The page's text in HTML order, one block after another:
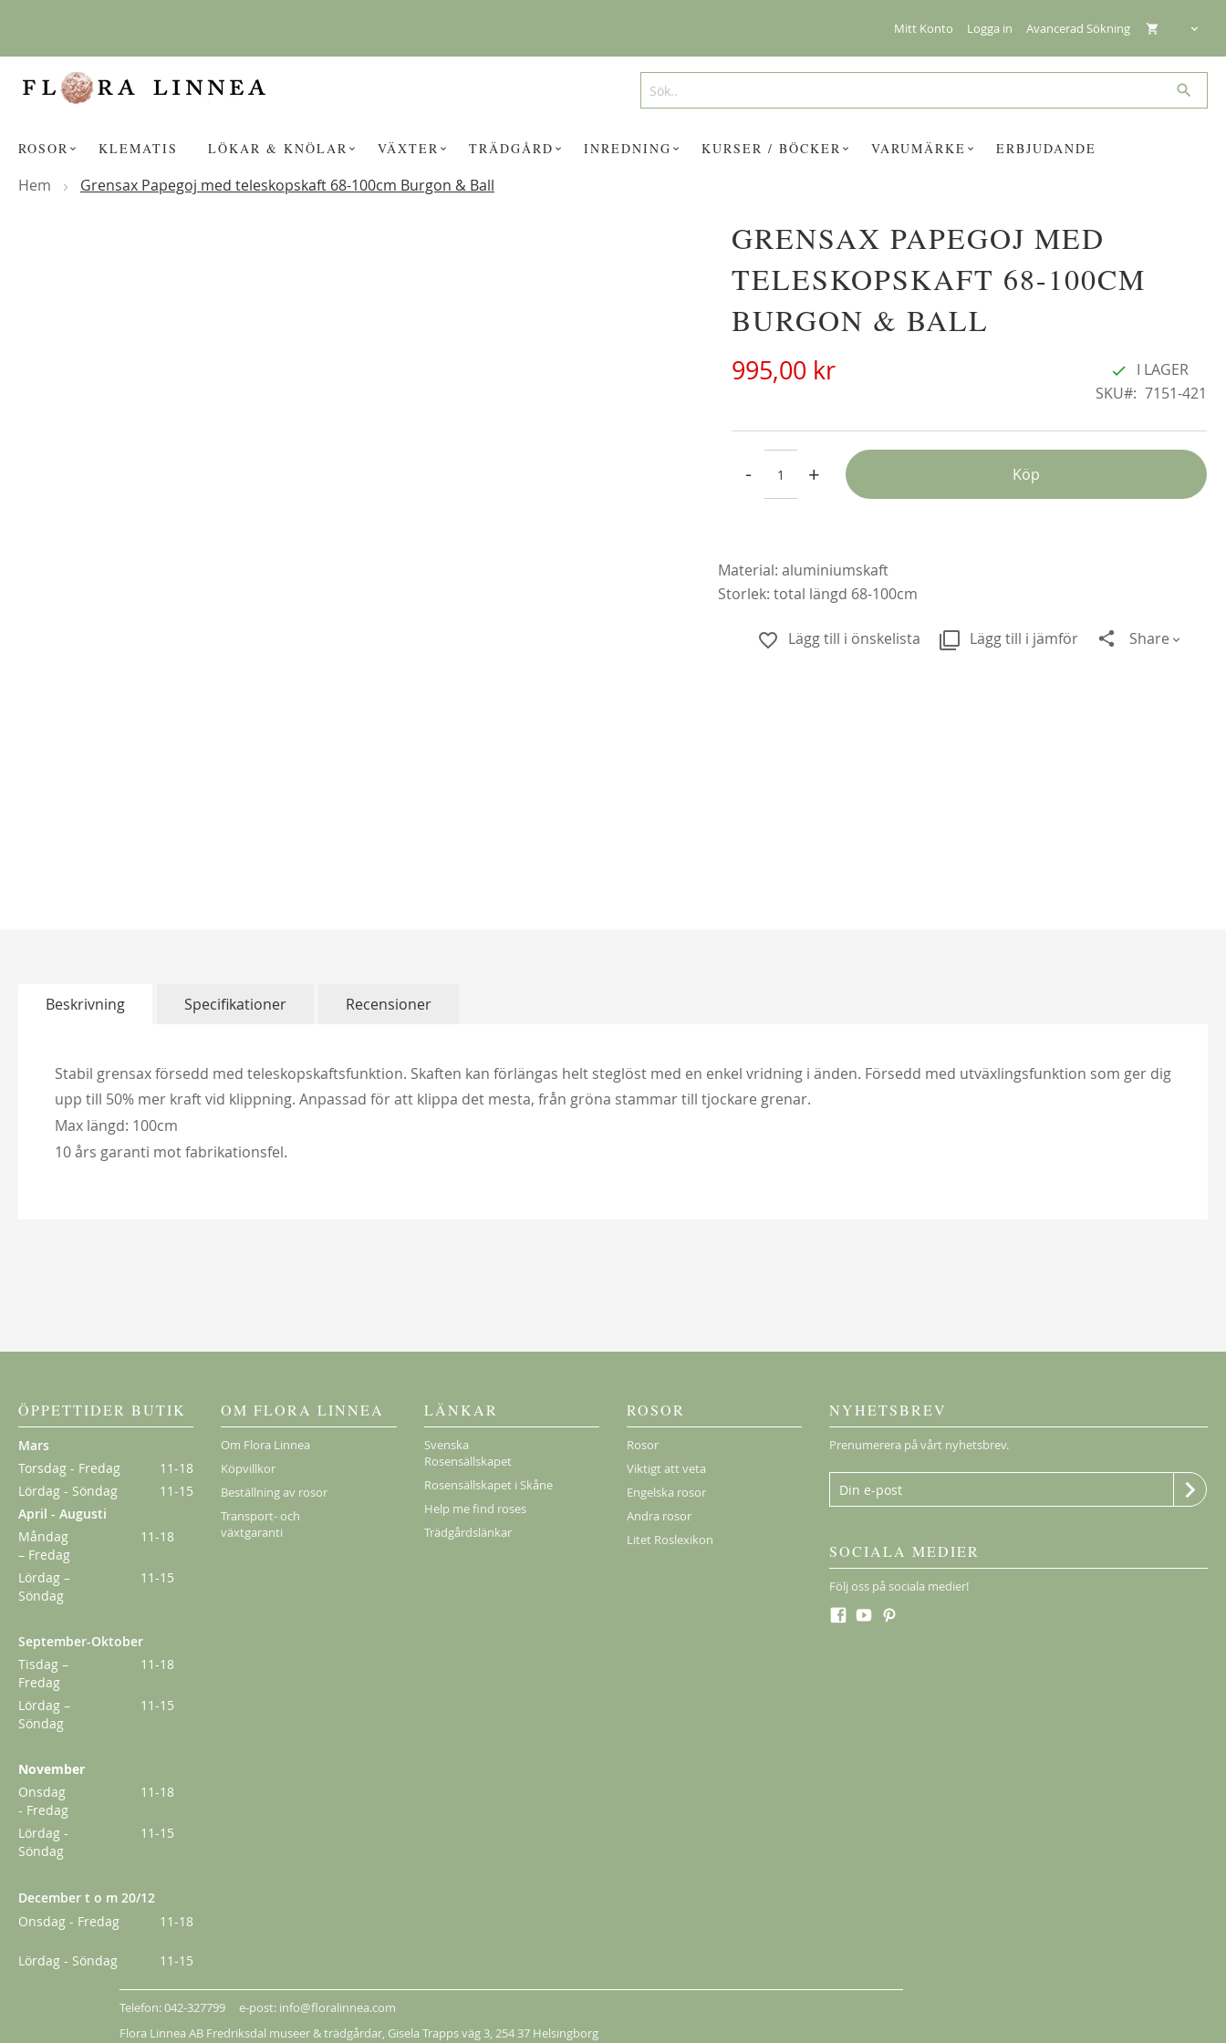
Mitt Konto Logga in Avancerad Sökning
innehållet
Search
Search
ROSOR
KLEMATIS LÖKAR & KNÖLAR VÄXTER TRÄDGÅRD INREDNING KURSER / BÖCKER VARUMÄRKE ERBJUDANDE
Hem Grensax Papegoj med teleskopskaft 68-100cm Burgon & Ball
KANSKE NÅGON AV DESSA PRODUKTER KAN INTRESSERA DIG?
Köp
New Dawn
Från149,00 kr
Queen of Sweden
Köp
GRENSAX PAPEGOJ MED
TELESKOPSKAFT 68-100CM
BURGON & BALL
995,00 kr
I LAGER
SKU
7151-421
- + Köp
Material:aluminiumskaft
Storlek: total längd 68-100cm
Lägg till i önskelista Lägg till i jämför Share
bildgalleriet
Beskrivning
Stabil grensax försedd med teleskopskaftsfunktion. Skaften kan förlängas helt steglöst med en enkel vridning i änden. Försedd med utväxlingsfunktion som ger dig
upp till 50% mer kraft vid klippning. Anpassad för att klippa det mesta, från gröna stammar till tjockare grenar.
Max längd: 100cm
10 års garanti mot fabrikationsfel.
Specifikationer Recensioner
ÖPPETTIDER BUTIK
Mars
Torsdag - Fredag
11-18
Lördag - Söndag
11-15
April - Augusti
Måndag
– Fredag
11-18
Lördag –
Söndag
11-15
September-Oktober
Tisdag –
Fredag
11-18
Lördag –
Söndag
11-15
November
Onsdag
- Fredag
11-18
Lördag -
Söndag
11-15
December t o m 20/12
Onsdag - Fredag
11-18
Lördag - Söndag 11-15
OM FLORA LINNEA
Om Flora Linnea
Köpvillkor
Beställning av rosor
Transport- och
växtgaranti
LÄNKAR
Svenska
Rosensällskapet
Rosensällskapet i Skåne
Help me find roses
Trädgårdslänkar
ROSOR
Rosor
Viktigt att veta
Engelska rosor
Andra rosor
Litet Roslexikon
NYHETSBREV
Prenumerera på vårt nyhetsbrev.
SOCIALA MEDIER
Följ oss på sociala medier!
Telefon: 042-327799 e-post: info@floralinnea.com
Flora Linnea AB Fredriksdal museer & trädgårdar, Gisela Trapps väg 3, 254 37 Helsingborg